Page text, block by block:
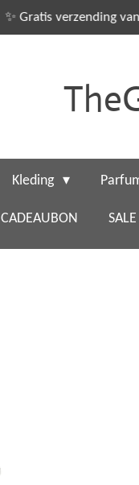
✨ Gratis verzending
Kleding
CADEAUBON SALE